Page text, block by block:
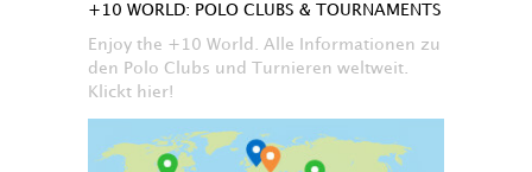
+10 WORLD: POLO CLUBS & TOURNAMENTS
Enjoy the +10 World. Alle Informationen zu
den Polo Clubs und Turnieren weltweit.
Klickt hier!